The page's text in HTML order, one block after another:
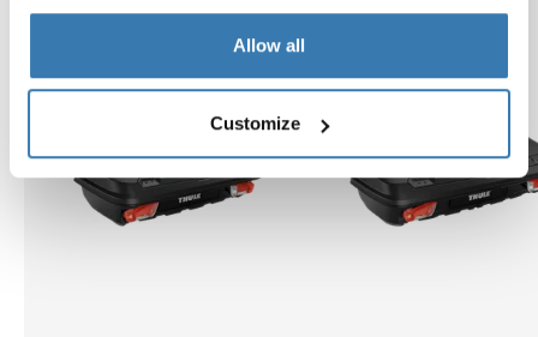
Allow all
Customize